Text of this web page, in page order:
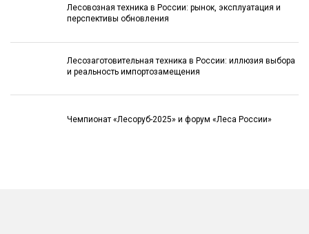
Лесовозная техника в России: рынок, эксплуатация и
перспективы обновления
Лесозаготовительная техника в России: иллюзия выбора
и реальность импортозамещения
Чемпионат «Лесоруб-2025» и форум «Леса России»